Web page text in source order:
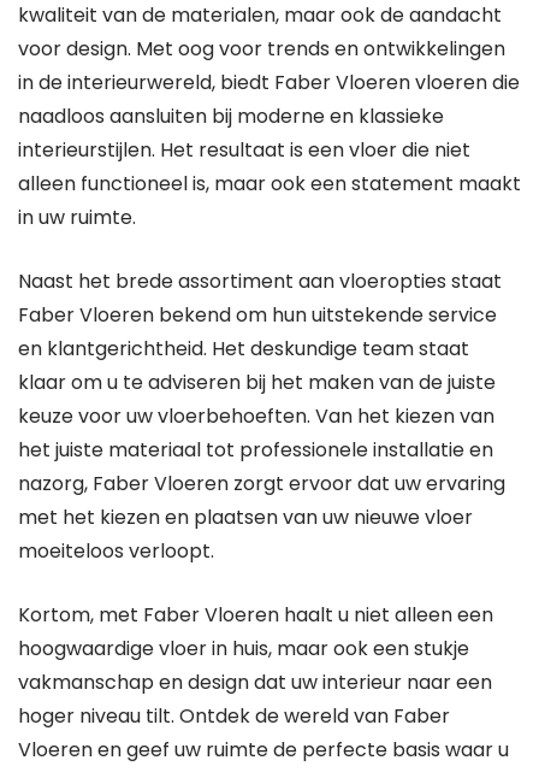
kwaliteit van de materialen, maar ook de aandacht
voor design. Met oog voor trends en ontwikkelingen
in de interieurwereld, biedt Faber Vloeren vloeren die
naadloos aansluiten bij moderne en klassieke
interieurstijlen. Het resultaat is een vloer die niet
alleen functioneel is, maar ook een statement maakt
in uw ruimte.
Naast het brede assortiment aan vloeropties staat
Faber Vloeren bekend om hun uitstekende service
en klantgerichtheid. Het deskundige team staat
klaar om u te adviseren bij het maken van de juiste
keuze voor uw vloerbehoeften. Van het kiezen van
het juiste materiaal tot professionele installatie en
nazorg, Faber Vloeren zorgt ervoor dat uw ervaring
met het kiezen en plaatsen van uw nieuwe vloer
moeiteloos verloopt.
Kortom, met Faber Vloeren haalt u niet alleen een
hoogwaardige vloer in huis, maar ook een stukje
vakmanschap en design dat uw interieur naar een
hoger niveau tilt. Ontdek de wereld van Faber
Vloeren en geef uw ruimte de perfecte basis waar u